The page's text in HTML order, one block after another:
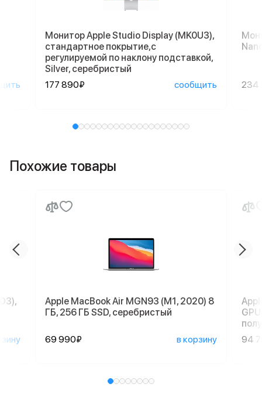
Монитор Apple Studio Display (MK0U3),
стандартное покрытие,с
регулируемой по наклону подставкой,
Silver, серебристый
177 890₽
сообщить 234
Похожие товары
Apple MacBook Air MGN93 (M1, 2020) 8
ГБ, 256 ГБ SSD, серебристый
69 990₽ в корзину
94